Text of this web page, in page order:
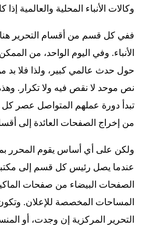
وكالات الأنباء المحلية والعالمية إذا
ففي كل قسم من أقسام التحرير
الأنباء. وفي اليوم الواحد، من
حول حدث عالمي كبير، ولذا فلا بد
نص موحد لا نقص فيه ولا تكرار.
تبدأ دورة عملهم المتواصل عصر كل
من إخراج الصفحات العائدة إلى
ولكن على أي أساس يقوم المحرر
عندما يصل رئيس كل قسم إلى
الصفحات البيضاء من صفحات
المساحات المخصصة للإعلان.
التحرير المركزية إن وجدت، أو